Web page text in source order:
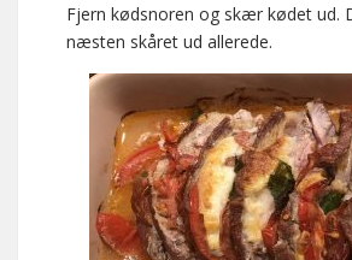
Fjern kødsnoren og skær kødet ud.
næsten skåret ud allerede.